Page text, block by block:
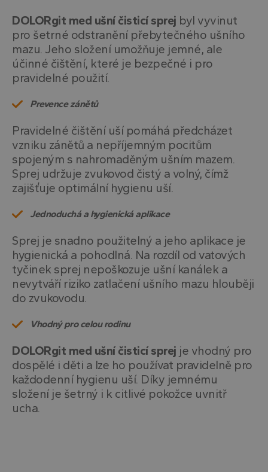
DOLORgit med ušní čisticí sprej byl vyvinut
pro šetrné odstranění přebytečného ušního
mazu. Jeho složení umožňuje jemné, ale
účinné čištění, které je bezpečné i pro
pravidelné použití.
Prevence zánětů
Pravidelné čištění uší pomáhá předcházet
vzniku zánětů a nepříjemným pocitům
spojeným s nahromaděným ušním mazem.
Sprej udržuje zvukovod čistý a volný, čímž
zajišťuje optimální hygienu uší.
Jednoduchá a hygienická aplikace
Sprej je snadno použitelný a jeho aplikace je
hygienická a pohodlná. Na rozdíl od vatových
tyčinek sprej nepoškozuje ušní kanálek a
nevytváří riziko zatlačení ušního mazu hlouběji
do zvukovodu.
Vhodný pro celou rodinu
DOLORgit med ušní čisticí sprej je vhodný pro
dospělé i děti a lze ho používat pravidelně pro
každodenní hygienu uší. Díky jemnému
složení je šetrný i k citlivé pokožce uvnitř
ucha.